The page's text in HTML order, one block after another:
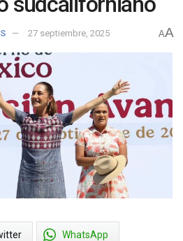
27 septiembre, 2025 AA
WhatsApp